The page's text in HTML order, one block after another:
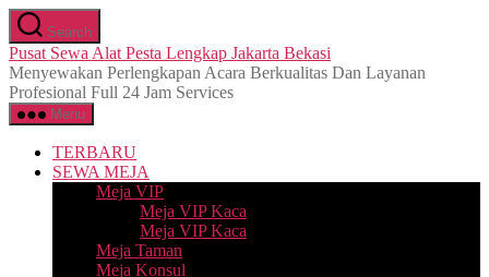
Skip
to
the
content
Search
Pusat Sewa Alat Pesta Lengkap Jakarta Bekasi
Menyewakan Perlengkapan Acara Berkualitas Dan Layanan
Profesional Full 24 Jam Services
Menu
TERBARU
SEWA MEJA
Meja VIP
Meja VIP Kaca
Meja VIP Kaca
Meja Taman
Meja Konsul